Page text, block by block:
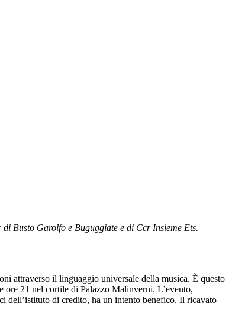
Busto Garolfo e Buguggiate e di Ccr Insieme Ets.
attraverso il linguaggio universale della musica. È questo
ore 21 nel cortile di Palazzo Malinverni. L’evento,
dell’istituto di credito, ha un intento benefico. Il ricavato